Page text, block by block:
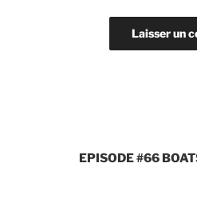
EPISODE #66